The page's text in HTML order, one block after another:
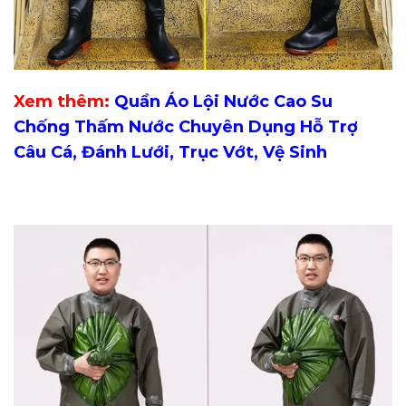
Xem thêm: Quần Áo Lội Nước Cao Su
Chống Thấm Nước Chuyên Dụng Hỗ Trợ
Câu Cá, Đánh Lưới, Trục Vớt, Vệ Sinh